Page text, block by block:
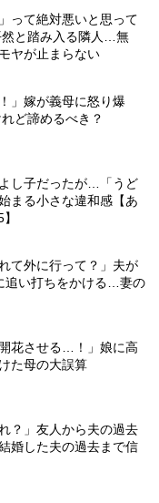
って絶対悪いと思って
と踏み入る隣人…無
ヤが止まらない
」嫁が義母に怒り爆
ど諦めるべき？
し子だったが…「うど
まる小さな違和感【あ
て外に行って？」夫が
追い打ちをかける…妻の
花させる…！」娘に高
た母の大誤算
？」友人から夫の過去
婚した夫の過去まで信